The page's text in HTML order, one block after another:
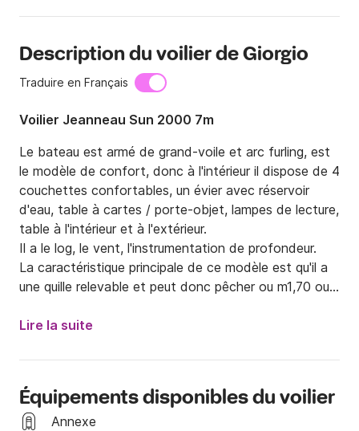
Description du voilier de Giorgio
Traduire en Français
Voilier Jeanneau Sun 2000 7m
Le bateau est armé de grand-voile et arc furling, est
le modèle de confort, donc à l'intérieur il dispose de 4
couchettes confortables, un évier avec réservoir
d'eau, table à cartes / porte-objet, lampes de lecture,
table à l'intérieur et à l'extérieur.
Il a le log, le vent, l'instrumentation de profondeur.
La caractéristique principale de ce modèle est qu'il a
une quille relevable et peut donc pêcher ou m1,70 ou
Le bateau a un hors-bord yamaha de 8 hp, auvent,
Lire la suite
Équipements disponibles du voilier
Annexe